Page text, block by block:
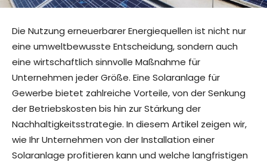
Die Nutzung erneuerbarer Energiequellen ist nicht nur
eine umweltbewusste Entscheidung, sondern auch
eine wirtschaftlich sinnvolle Maßnahme für
Unternehmen jeder Größe. Eine Solaranlage für
Gewerbe bietet zahlreiche Vorteile, von der Senkung
der Betriebskosten bis hin zur Stärkung der
Nachhaltigkeitsstrategie. In diesem Artikel zeigen wir,
wie Ihr Unternehmen von der Installation einer
Solaranlage profitieren kann und welche langfristigen